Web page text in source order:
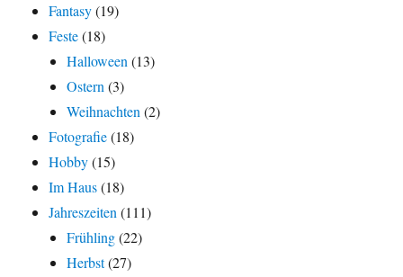
Fantasy(19)
Feste(18)
Halloween(13)
Ostern(3)
Weihnachten(2)
Fotografie(18)
Hobby(15)
Im Haus(18)
Jahreszeiten(111)
Frühling(22)
Herbst(27)